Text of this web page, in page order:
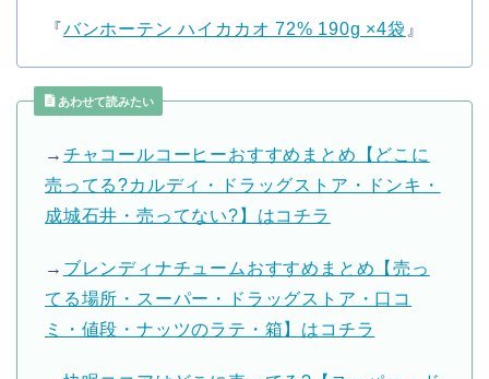
『バンホーテン ハイカカオ 72% 190g ×4袋 』
あわせて読みたい
→ チャコールコーヒーおすすめまとめ【どこに
売ってる?カルディ・ドラッグストア・ドンキ・
成城石井・売ってない?】はコチラ
→ ブレンディナチュームおすすめまとめ【売っ
てる場所・スーパー・ドラッグストア・口コ
ミ・値段・ナッツのラテ・箱】はコチラ